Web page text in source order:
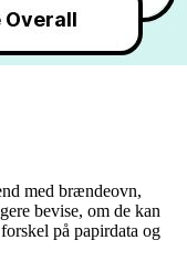
med brændeovn,
bevise, om de kan
på papirdata og